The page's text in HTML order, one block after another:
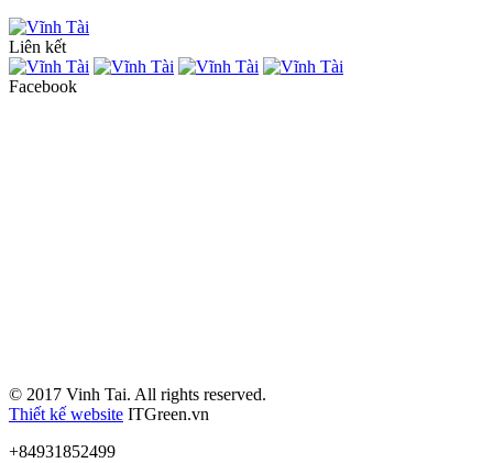
Liên kết
Facebook
© 2017 Vinh Tai. All rights reserved.
Thiết kế website ITGreen.vn
+84931852499